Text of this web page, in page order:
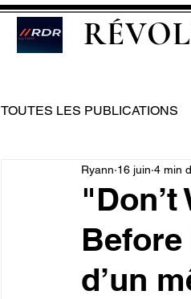
TOUTES LES PUBLICATIONS
"Don’t
d’un
Ryann 16 juin 4 min